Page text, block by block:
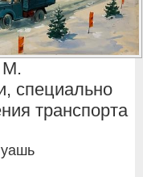
М.
специально
транспорта